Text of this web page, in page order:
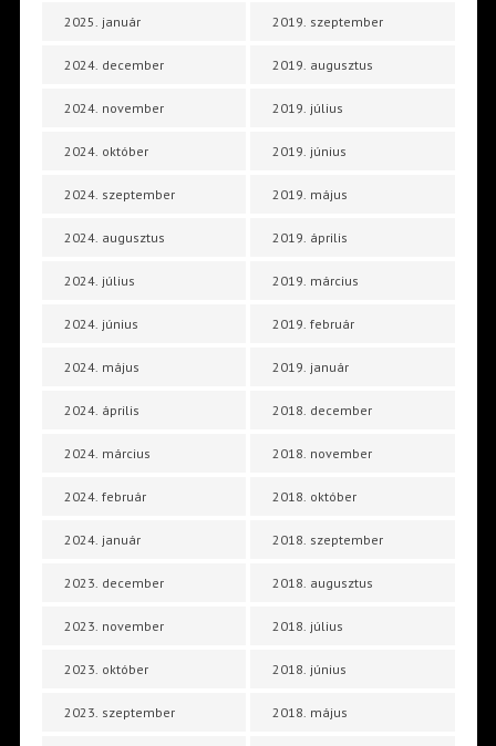
2025. január
2024. december
2024. november
2024. október
2024. szeptember
2024. augusztus
2024. július
2024. június
2024. május
2024. április
2024. március
2024. február
2024. január
2023. december
2023. november
2023. október
2023. szeptember
2019. szeptember
2019. augusztus
2019. július
2019. június
2019. május
2019. április
2019. március
2019. február
2019. január
2018. december
2018. november
2018. október
2018. szeptember
2018. augusztus
2018. július
2018. június
2018. május